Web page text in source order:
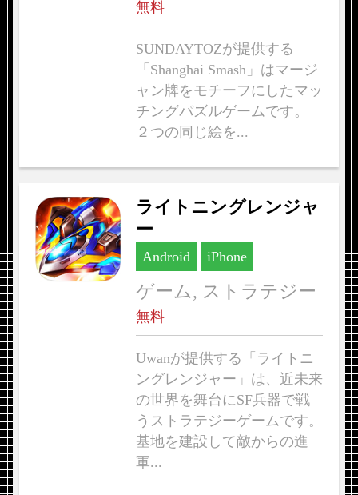
無料
SUNDAYTOZが提供する
「Shanghai Smash」はマージ
ャン牌をモチーフにしたマッ
チングパズルゲームです。
２つの同じ絵を...
ライトニングレンジャ
ー
Android iPhone
ゲーム, ストラテジー
無料
Uwanが提供する「ライトニ
ングレンジャー」は、近未来
の世界を舞台にSF兵器で戦
うストラテジーゲームです。
基地を建設して敵からの進
軍...